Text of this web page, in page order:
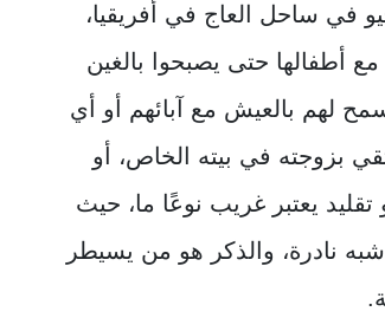
في ساحل العاج في أفريقيا،
أطفالها حتى يصبحوا بالغين
لهم بالعيش مع آبائهم أو أي
بزوجته في بيته الخاص، أو
يعتبر غريب نوعًا ما، حيث
شبه نادرة، والذكر هو من يسيطر